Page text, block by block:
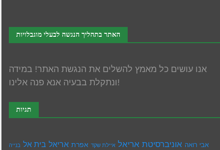
האתר בתהליך הנגשה לבעלי מוגבלויות
אנו עושים כל מאמץ להשלים את הנגשת האתר! במידה
ונתקלת בבעיה אנא פנה אלינו!
תגיות
אבי רואה אוניברסיטת אריאל איילת שקד אפרת אריאל בית אל בנייה